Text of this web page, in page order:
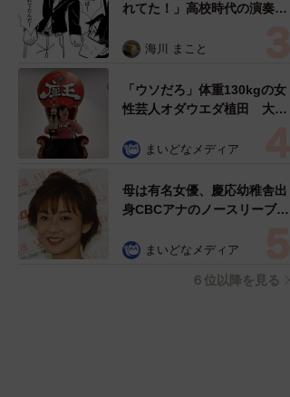
れてた！」高校時代の演奏会
生は楽器修理職人に 10年後
ぬ申し出【漫画】
海川 まこと
「ウソだろ」体重130kgの女
性芸人オダウエダ植田 大学
で」 まいどなメディア
母は有名女優、慶応幼稚舎出
身CBCアナのノースリーブ姿
る」「天使の笑顔」
まいどなメディア
６位以降を見る